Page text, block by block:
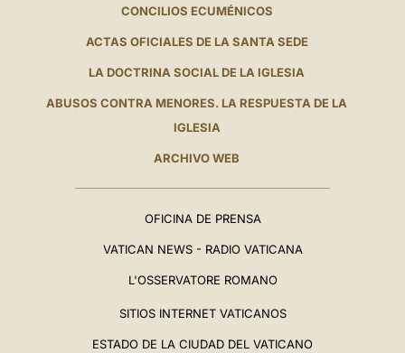
CONCILIOS ECUMÉNICOS
ACTAS OFICIALES DE LA SANTA SEDE
LA DOCTRINA SOCIAL DE LA IGLESIA
ABUSOS CONTRA MENORES. LA RESPUESTA DE LA
IGLESIA
ARCHIVO WEB
OFICINA DE PRENSA
VATICAN NEWS - RADIO VATICANA
L'OSSERVATORE ROMANO
SITIOS INTERNET VATICANOS
ESTADO DE LA CIUDAD DEL VATICANO